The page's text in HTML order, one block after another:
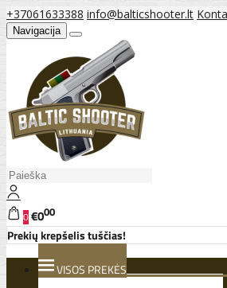
+37061633388 info@balticshooter.lt
Navigacija
0€000
Prekių krepšelis tuščias!
VISOS PREKĖS